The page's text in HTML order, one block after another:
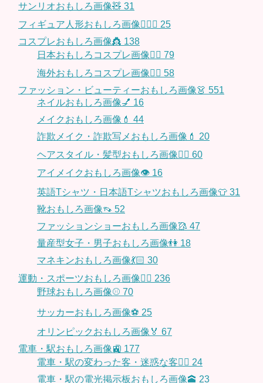
サンリオおもしろ画像🧸 31
フィギュア人形おもしろ画像🧍🏼‍♂️ 25
コスプレおもしろ画像👸 138
日本おもしろコスプレ画像🧝‍♀️ 79
海外おもしろコスプレ画像🧝‍♂️ 58
ファッション・ビューティーおもしろ画像👗 551
ネイルおもしろ画像💅 16
メイクおもしろ画像💄 44
詐欺メイク・詐欺写メおもしろ画像💄 20
ヘアスタイル・髪型おもしろ画像👱‍♀️ 60
アイメイクおもしろ画像👁 16
英語Tシャツ・日本語Tシャツおもしろ画像👕 31
靴おもしろ画像👡 52
ファッションショーおもしろ画像🥻 47
量産型女子・男子おもしろ画像👫 18
マネキンおもしろ画像💃🏻 30
運動・スポーツおもしろ画像🏃‍♂️ 236
野球おもしろ画像⚾ 70
サッカーおもしろ画像⚽️ 25
オリンピックおもしろ画像🏅 67
電車・駅おもしろ画像🚉 177
電車・駅の変わった客・迷惑な客🤦‍♀️ 24
電車・駅の電光掲示板おもしろ画像🕋 23